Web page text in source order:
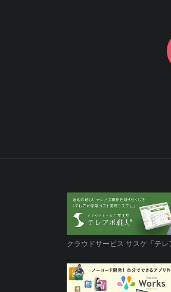
クラウドサービス サスケ「テレ